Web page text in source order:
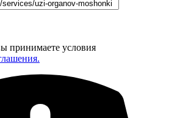
принимаете условия